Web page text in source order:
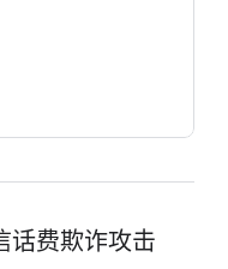
话费欺诈攻击